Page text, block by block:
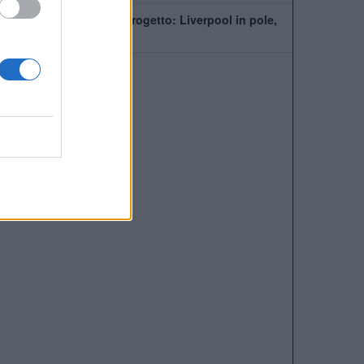
PSG, Mbaye fuori dal progetto: Liverpool in pole,